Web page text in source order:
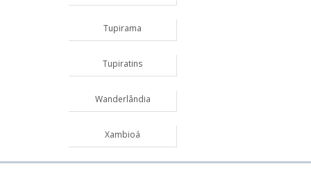
Tupirama
Tupiratins
Wanderlândia
Xambioá